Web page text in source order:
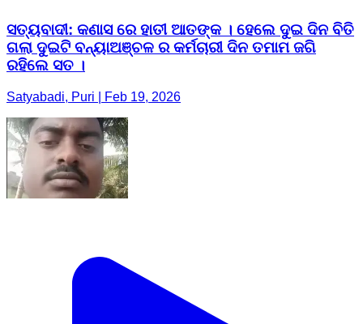
ସତ୍ୟବାଦୀ: କଣାସ ରେ ହାତୀ ଆତଙ୍କ । ହେଲେ ଦୁଇ ଦିନ ବିତି
ଗଲା ଦୁଇଟି ବନ୍ୟାଅଞ୍ଚଳ ର କର୍ମଚାରୀ ଦିନ ତମାମ ଜଗି
ରହିଲେ ସତ ।
Satyabadi, Puri | Feb 19, 2026